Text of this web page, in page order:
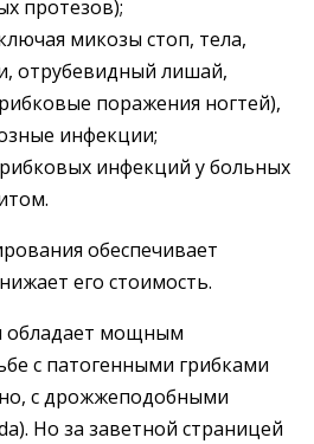
протезов);
микозы стоп, тела,
отрубевидный лишай,
поражения ногтей),
инфекции;
инфекций у больных
обеспечивает
его стоимость.
обладает мощным
с патогенными грибками
с дрожжеподобными
Но за заветной страницей